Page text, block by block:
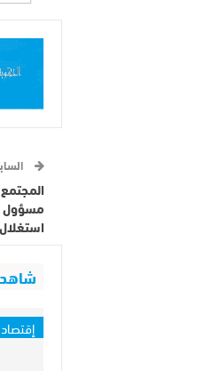
مسؤول
إقتصاد